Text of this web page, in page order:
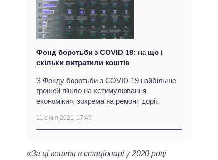
Фонд боротьби з COVID-19: на що і
скільки витратили коштів
З Фонду боротьби з COVID-19 найбільше
грошей пішло на «стимулювання
економіки», зокрема на ремонт доріг.
11 січня 2021, 17:49
«За ці кошти в стаціонарі у 2020 році